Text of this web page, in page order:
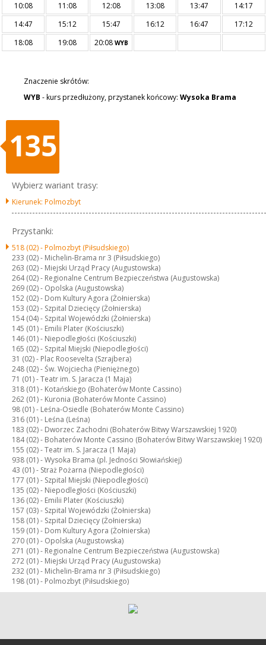
10:08
11:08 12:08 13:08 13:47
14:17
14:47
15:12 15:47 16:12 16:47
17:12
18:08
19:08 20:08 WYB
Znaczenie skrótów:
WYB - kurs przedłużony, przystanek końcowy: Wysoka Brama
135
Wybierz wariant trasy:
Kierunek: Polmozbyt
Przystanki:
518 (02) -Polmozbyt (Piłsudskiego)
233 (02) - Michelin-Brama nr 3 (Piłsudskiego)
263 (02) - Miejski Urząd Pracy (Augustowska)
264 (02) - Regionalne Centrum Bezpieczeństwa (Augustowska)
269 (02) - Opolska (Augustowska)
152 (02) - Dom Kultury Agora (Żołnierska)
153 (02) - Szpital Dziecięcy (Żołnierska)
154 (04) - Szpital Wojewódzki (Żołnierska)
145 (01) - Emilii Plater (Kościuszki)
146 (01) - Niepodległości (Kościuszki)
165 (02) - Szpital Miejski (Niepodległości)
31 (02) - Plac Roosevelta (Szrajbera)
248 (02) -Św. Wojciecha (Pieniężnego)
71 (01) -Teatr im. S. Jaracza (1 Maja)
318 (01) - Kotańskiego (Bohaterów Monte Cassino)
262 (01) - Kuronia (Bohaterów Monte Cassino)
98 (01) - Leśna-Osiedle (Bohaterów Monte Cassino)
316 (01) - Leśna (Leśna)
183 (02) - Dworzec Zachodni (Bohaterów Bitwy Warszawskiej 1920)
184 (02) - Bohaterów Monte Cassino (Bohaterów Bitwy Warszawskiej 1920)
155 (02) -Teatr im. S. Jaracza (1 Maja)
938 (01) -Wysoka Brama (pl. Jedności Słowiańskiej)
43 (01) - Straż Pożarna (Niepodległości)
177 (01) - Szpital Miejski (Niepodległości)
135 (02) - Niepodległości (Kościuszki)
136 (02) - Emilii Plater (Kościuszki)
157 (03) - Szpital Wojewódzki (Żołnierska)
158 (01) - Szpital Dziecięcy (Żołnierska)
159 (01) - Dom Kultury Agora (Żołnierska)
270 (01) - Opolska (Augustowska)
271 (01) - Regionalne Centrum Bezpieczeństwa (Augustowska)
272 (01) - Miejski Urząd Pracy (Augustowska)
232 (01) - Michelin-Brama nr 3 (Piłsudskiego)
198 (01) - Polmozbyt (Piłsudskiego)